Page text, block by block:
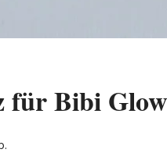
für Bibi Glow